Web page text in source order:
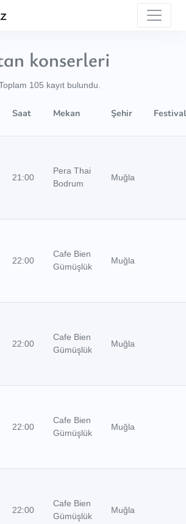
konserleri
105 kayıt bulundu.
Saat Mekan Şehir
21:00
Pera Thai
Bodrum
Muğla
22:00
Cafe Bien
Gümüşlük
Muğla
22:00
Cafe Bien
Gümüşlük
Muğla
22:00
Cafe Bien
Gümüşlük
Muğla
22:00
Cafe Bien
Gümüşlük
Muğla